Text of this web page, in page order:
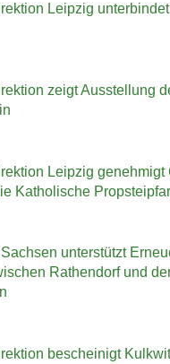
Leip­zig
zeigt Aus­stel­lung
Leip­zig
Ka­tho­li­sche
un­ter­stützt
Ra­then­dorf und
be­schei­nigt